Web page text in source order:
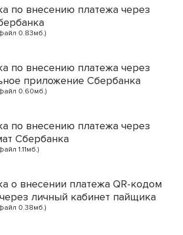
по внесению платежа через
0.83мб.)
по внесению платежа через
приложение Сбербанка
0.60мб.)
по внесению платежа через
Сбербанка
1.11мб.)
о внесении платежа QR-кодом
личный кабинет пайщика
0.38мб.)